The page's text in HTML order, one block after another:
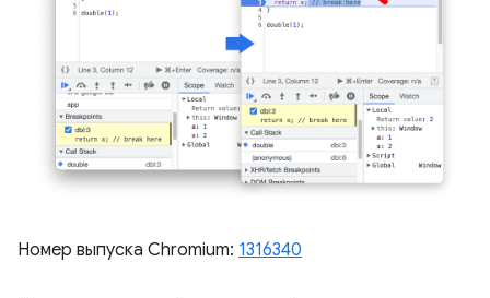
Номер выпуска Chromium: 1316340